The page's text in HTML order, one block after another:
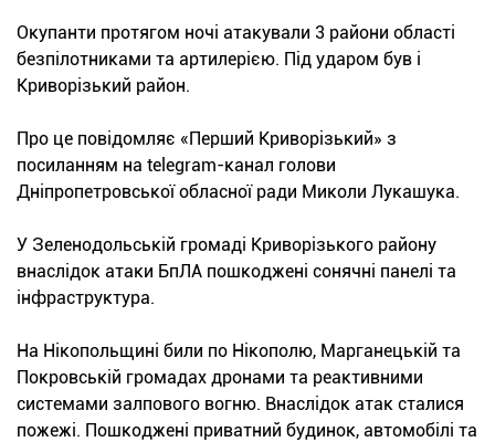
Окупанти протягом ночі атакували 3 райони області
безпілотниками та артилерією. Під ударом був і
Криворізький район.
Про це повідомляє «Перший Криворізький» з
посиланням на telegram-канал голови
Дніпропетровської обласної ради Миколи Лукашука.
У Зеленодольській громаді Криворізького району
внаслідок атаки БпЛА пошкоджені сонячні панелі та
інфраструктура.
На Нікопольщині били по Нікополю, Марганецькій та
Покровській громадах дронами та реактивними
системами залпового вогню. Внаслідок атак сталися
пожежі. Пошкоджені приватний будинок, автомобілі та